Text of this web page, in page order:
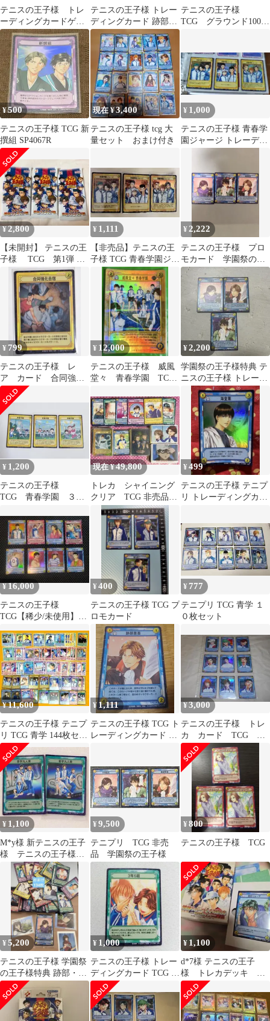
テニスの王子様 トレ
ーディングカードゲー
ム セット 全137枚
まとめ売り
テニスの王子様 トレー
ディングカード 跡部構
築済みデッキ
テニスの王子様
TCG グラウンド100
¥500
テニスの王子様 TCG 新
撰組 SP4067R
現在 ¥3,400
テニスの王子様 tcg 大
量セット おまけ付き
¥ 1,000
テニスの王子様 青春学
園ジャージ トレーディ
¥2,800
【未開封】 テニスの王
子様 TCG 第1弾 青
春学園校内ランキング
戦 3パック
¥ 1,111
【非売品】テニスの王
子様 TCG 青春学園ジャ
ージ トレカ 3枚セット
¥ 2,222
テニスの王子様 プロ
モカード 学園祭の王
子様 トレカ TCG 越
前 手塚 跡部
¥ 799
テニスの王子様 レ
ア カード 合同強化
合宿 菊丸 越前リョ
ーマ トレカ 青学
¥ 12,000
テニスの王子様 威風
堂々 青春学園 TCG
菊丸テニプリ
¥2,200
学園祭の王子様特典 テ
ニスの王子様 トレーデ
ィングカード
¥ 1,200
テニスの王子様
TCG 青春学園 ３枚
現在 ¥49,800
トレカ シャイニング
クリア TCG 非売品
カード 480枚↑ テニス
の王子様
¥499
テニスの王子様 テニプ
リ トレーディングカー
¥16,000
テニスの王子様
TCG【稀少/未使用】
¥400
テニスの王子様 TCG プ
ロモカード
¥ 777
テニプリ TCG 青学 １
０枚セット
¥11,600
テニスの王子様 テニプ
リ TCG 青学 144枚セッ
ト 当時物 越前手塚不二
他
¥ 1,111
テニスの王子様 TCG ト
レーディングカード 学
¥3,000
テニスの王子様 トレ
カ カード TCG プ
ロモ 非売品 まとめ
¥ 1,100
M*y様 新テニスの王子
様 テニスの王子様
TCG 青学
¥9,500
テニプリ TCG 非売
品 学園祭の王子様
¥800
テニスの王子様 TCG
¥5,200
テニスの王子様 学園祭
の王子様特典 跡部・手
塚・リョーマ トレカ3
枚セット
¥ 1,000
テニスの王子様 トレー
ディングカード TCG ト
レカ テニプリ 3年6組
¥ 1,100
d*7様 テニスの王子
様 トレカデッキ 少
年ジャンプ カードゲ
ームKONAMI